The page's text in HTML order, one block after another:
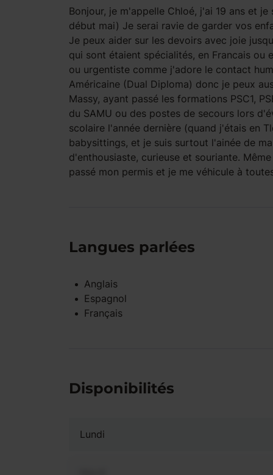
Bonjour, je m'appelle Chloé, j'ai 19 ans et
début mai) Je serai ravie de garder vos
Je peux aider sur les devoirs avec joie
qui sont étaient spécialités, en Francais ou
ou urgentiste comme j'adore le contact
Américaine (Dual Diploma) donc je peux
Massy, ayant passé les formations PSC1,
du SAMU ou des postes de secours lors
scolaire l'année dernière (quand j'étais en
babysittings, et je suis surtout l'ainée de
d'enthousiaste, curieuse et souriante.
passé mon permis et je me véhicule à
Langues parlées
Anglais
Espagnol
Français
Disponibilités
Lundi